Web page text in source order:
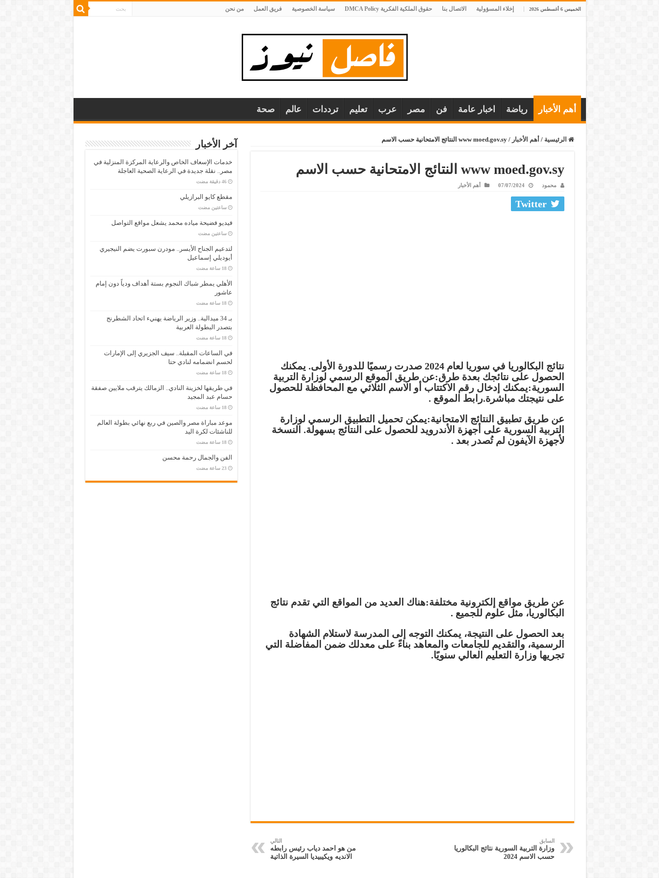
الخميس 6 أغسطس 2026 إخلاء المسؤولية الاتصال بنا حقوق الملكية الفكرية DMCA Policy سياسة الخصوصية فريق العمل من نحن
أهم الأخبار رياضة اخبار عامة فن مصر عرب تعليم ترددات عالم صحة
الرئيسية / أهم الأخبار / www moed.gov.sy النتائج الامتحانية حسب الاسم
www moed.gov.sy النتائج الامتحانية حسب الاسم
محمود 07/07/2024 أهم الأخبار
Twitter
نتائج البكالوريا في سوريا لعام 2024 صدرت رسميًا للدورة الأولى. يمكنك
الحصول على نتائجك بعدة طرق:عن طريق الموقع الرسمي لوزارة التربية
السورية:يمكنك إدخال رقم الاكتتاب أو الاسم الثلاثي مع المحافظة للحصول
على نتيجتك مباشرة.رابط الموقع .
عن طريق تطبيق النتائج الامتحانية:يمكن تحميل التطبيق الرسمي لوزارة
التربية السورية على أجهزة الأندرويد للحصول على النتائج بسهولة. النسخة
لأجهزة الآيفون لم تُصدر بعد .
عن طريق مواقع إلكترونية مختلفة:هناك العديد من المواقع التي تقدم نتائج
البكالوريا، مثل علوم للجميع .
بعد الحصول على النتيجة، يمكنك التوجه إلى المدرسة لاستلام الشهادة
الرسمية، والتقديم للجامعات والمعاهد بناءً على معدلك ضمن المفاضلة التي
تجريها وزارة التعليم العالي سنويًا.
السابق
وزارة التربية السورية نتائج البكالوريا
حسب الاسم 2024
التالي
من هو احمد دياب رئيس رابطه
الانديه ويكيبيديا السيرة الذاتية
آخر الأخبار
خدمات الإسعاف الخاص والرعاية المركزة المنزلية في
مصر.. نقلة جديدة في الرعاية الصحية العاجلة
‏46 دقيقة مضت
مقطع كايو البرازيلي
‏ساعتين مضت
فيديو فضيحة مياده محمد يشعل مواقع التواصل
‏ساعتين مضت
لتدعيم الجناح الأيسر.. مودرن سبورت يضم النيجيري
أيوديلي إسماعيل
‏18 ساعة مضت
الأهلي يمطر شباك النجوم بستة أهداف ودياً دون إمام
عاشور
‏18 ساعة مضت
بـ 34 ميدالية.. وزير الرياضة يهنيء اتحاد الشطرنج
بتصدر البطولة العربية
‏18 ساعة مضت
في الساعات المقبلة.. سيف الجزيري إلى الإمارات
لحسم انضمامه لنادي حتا
‏18 ساعة مضت
في طريقها لخزينة النادي.. الزمالك يترقب ملايين صفقة
حسام عبد المجيد
‏18 ساعة مضت
موعد مباراة مصر والصين في ربع نهائي بطولة العالم
للناشئات لكرة اليد
‏18 ساعة مضت
الفن والجمال رحمة محسن
‏23 ساعة مضت